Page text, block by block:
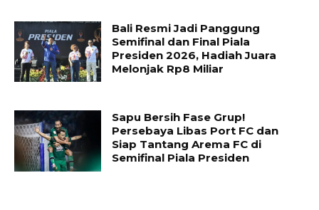
Bali Resmi Jadi Panggung
Semifinal dan Final Piala
Presiden 2026, Hadiah Juara
Melonjak Rp8 Miliar
Sapu Bersih Fase Grup!
Persebaya Libas Port FC dan
Siap Tantang Arema FC di
Semifinal Piala Presiden